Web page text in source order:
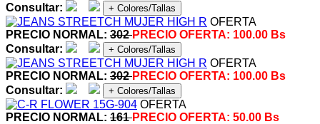
Consultar:
+ Colores/Tallas
OFERTA
PRECIO NORMAL: 302PRECIO OFERTA: 100.00 Bs
Consultar:
+ Colores/Tallas
OFERTA
PRECIO NORMAL: 302PRECIO OFERTA: 100.00 Bs
Consultar:
+ Colores/Tallas
OFERTA
PRECIO NORMAL: 161PRECIO OFERTA: 50.00 Bs